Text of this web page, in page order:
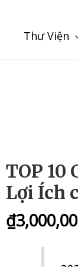
Thư Viện
TOP 10
Lợi Ích
₫